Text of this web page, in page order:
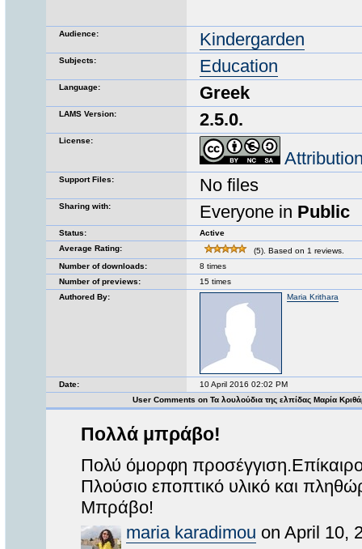
Audience: Kindergarden
Subjects: Education
Language: Greek
LAMS Version: 2.5.0.
License:
Support Files: No files
Sharing with: Everyone in Public
Status:
Active
Average Rating:
(5). Based on 1 reviews.
Number of downloads:
8 times
Number of previews:
15 times
Authored By:
Maria Krithara
Date:
10 April 2016 02:02 PM
User Comments on Τα λουλούδια της ελπίδας Μαρία
Πολλά μπράβο!
Πολύ όμορφη
Πλούσιο εποπτικό υλικό και
Μπράβο!
maria karadimou on April 10,